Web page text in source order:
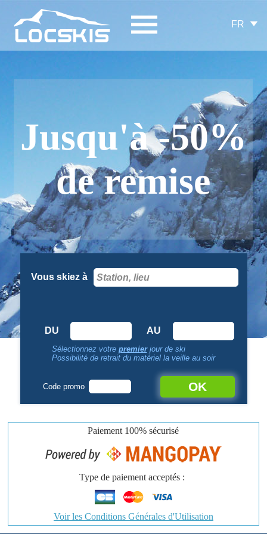
FR
Jusqu'à -50%
de remise
Vous skiez à
DU AU
Code promo OK
Sélectionnez votre premierjour de ski
Possibilité de retrait du matériel la veille au soir
Paiement 100% sécurisé
Type de paiement acceptés :
Voir les Conditions Générales d'Utilisation